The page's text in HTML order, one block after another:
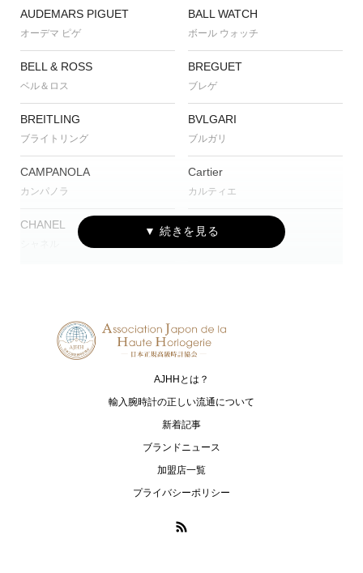
AUDEMARS PIGUET
オーデマ ピゲ
BALL WATCH
ボール ウォッチ
BELL & ROSS
ベル＆ロス
BREGUET
ブレゲ
BREITLING
ブライトリング
BVLGARI
ブルガリ
CAMPANOLA
カンパノラ
Cartier
カルティエ
CHANEL CVSTOS
エドックス
FRANCK MULLER
フランク ミュラー
FREDERIQUE CONSTANT
フレデリック・コンスタント
G-SHOCK
ジーショック
ウブロ
IKEPOD
AJHHとは？
輸入腕時計の正しい流通について
新着記事
ブランドニュース
加盟店一覧
プライバシーポリシー